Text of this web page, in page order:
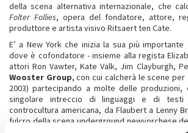
della scena alternativa internazionale, che
Folter Follies, opera del fondatore, attore,
produttore e artista visivo Ritsaert ten Cate.
E’ a New York che inizia la sua più
dove è cofondatore - insieme alla regista
attori Ron Vawter, Kate Valk, Jim Clayburgh,
Wooster Group, con cui calcherà le scene per
2003) partecipando a molte delle produzioni,
singolare intreccio di linguaggi e di
controcultura americana, da Flaubert a Lenny
fulcro della scena underground newyorchese